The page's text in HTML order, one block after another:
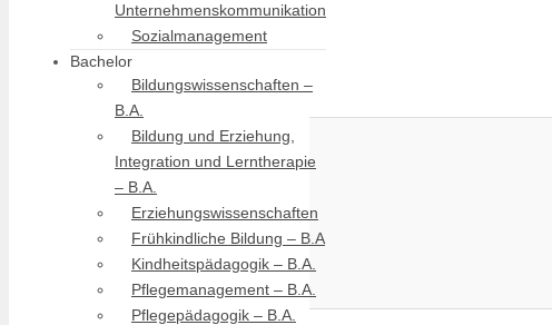
Unternehmenskommunikation
Sozialmanagement
Bachelor
Bildungswissenschaften –
B.A.
Bildung und Erziehung,
Integration und Lerntherapie
– B.A.
Erziehungswissenschaften
Frühkindliche Bildung – B.A
Kindheitspädagogik – B.A.
Pflegemanagement – B.A.
Pflegepädagogik – B.A.